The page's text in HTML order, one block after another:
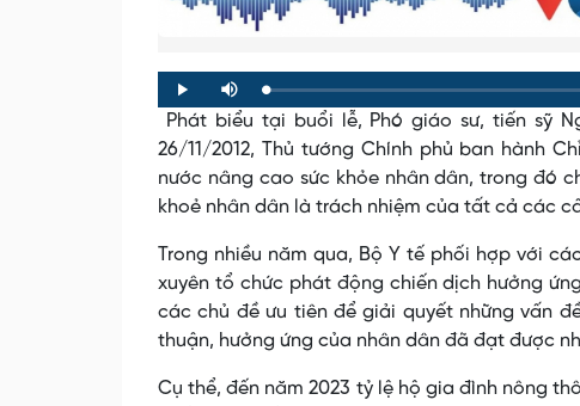
Play Mute Loaded:
0%
Progress:
0%
Phát biểu tại buổi lễ, Phó giáo sư, tiến sỹ
26/11/2012, Thủ tướng Chính phủ ban hành
nước nâng cao sức khỏe nhân dân, trong đó
khoẻ nhân dân là trách nhiệm của tất cả các
Trong nhiều năm qua, Bộ Y tế phối hợp với
xuyên tổ chức phát động chiến dịch hưởng
các chủ đề ưu tiên để giải quyết những vấn
thuận, hưởng ứng của nhân dân đã đạt được
Cụ thể, đến năm 2023 tỷ lệ hộ gia đình nông